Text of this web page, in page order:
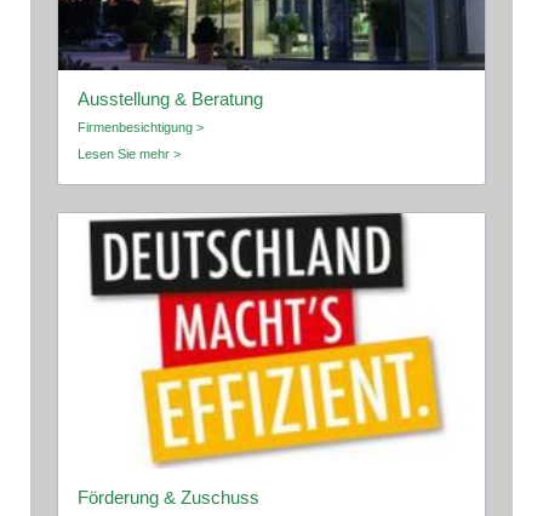
Ausstellung & Beratung
Firmenbesichtigung >
Lesen Sie mehr >
Förderung & Zuschuss